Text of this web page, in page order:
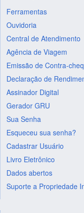
Ferramentas
Ouvidoria
Central de Atendimento
Agência de Viagem
Emissão de Contra-
Declaração de
Assinador Digital
Gerador GRU
Sua Senha
Esqueceu sua senha?
Cadastrar Usuário
Livro Eletrônico
Dados abertos
Suporte a Propriedade